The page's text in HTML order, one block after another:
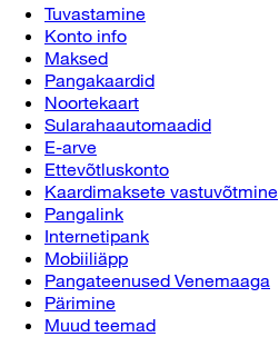
Tuvastamine
Konto info
Maksed
Pangakaardid
Noortekaart
Sularahaautomaadid
E-arve
Ettevõtluskonto
Kaardimaksete vastuvõtmine
Pangalink
Internetipank
Mobiiliäpp
Pangateenused Venemaaga
Pärimine
Muud teemad